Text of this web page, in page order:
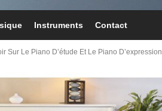
Instruments Contact
Sur Le Piano D’étude Et Le Piano D’expression